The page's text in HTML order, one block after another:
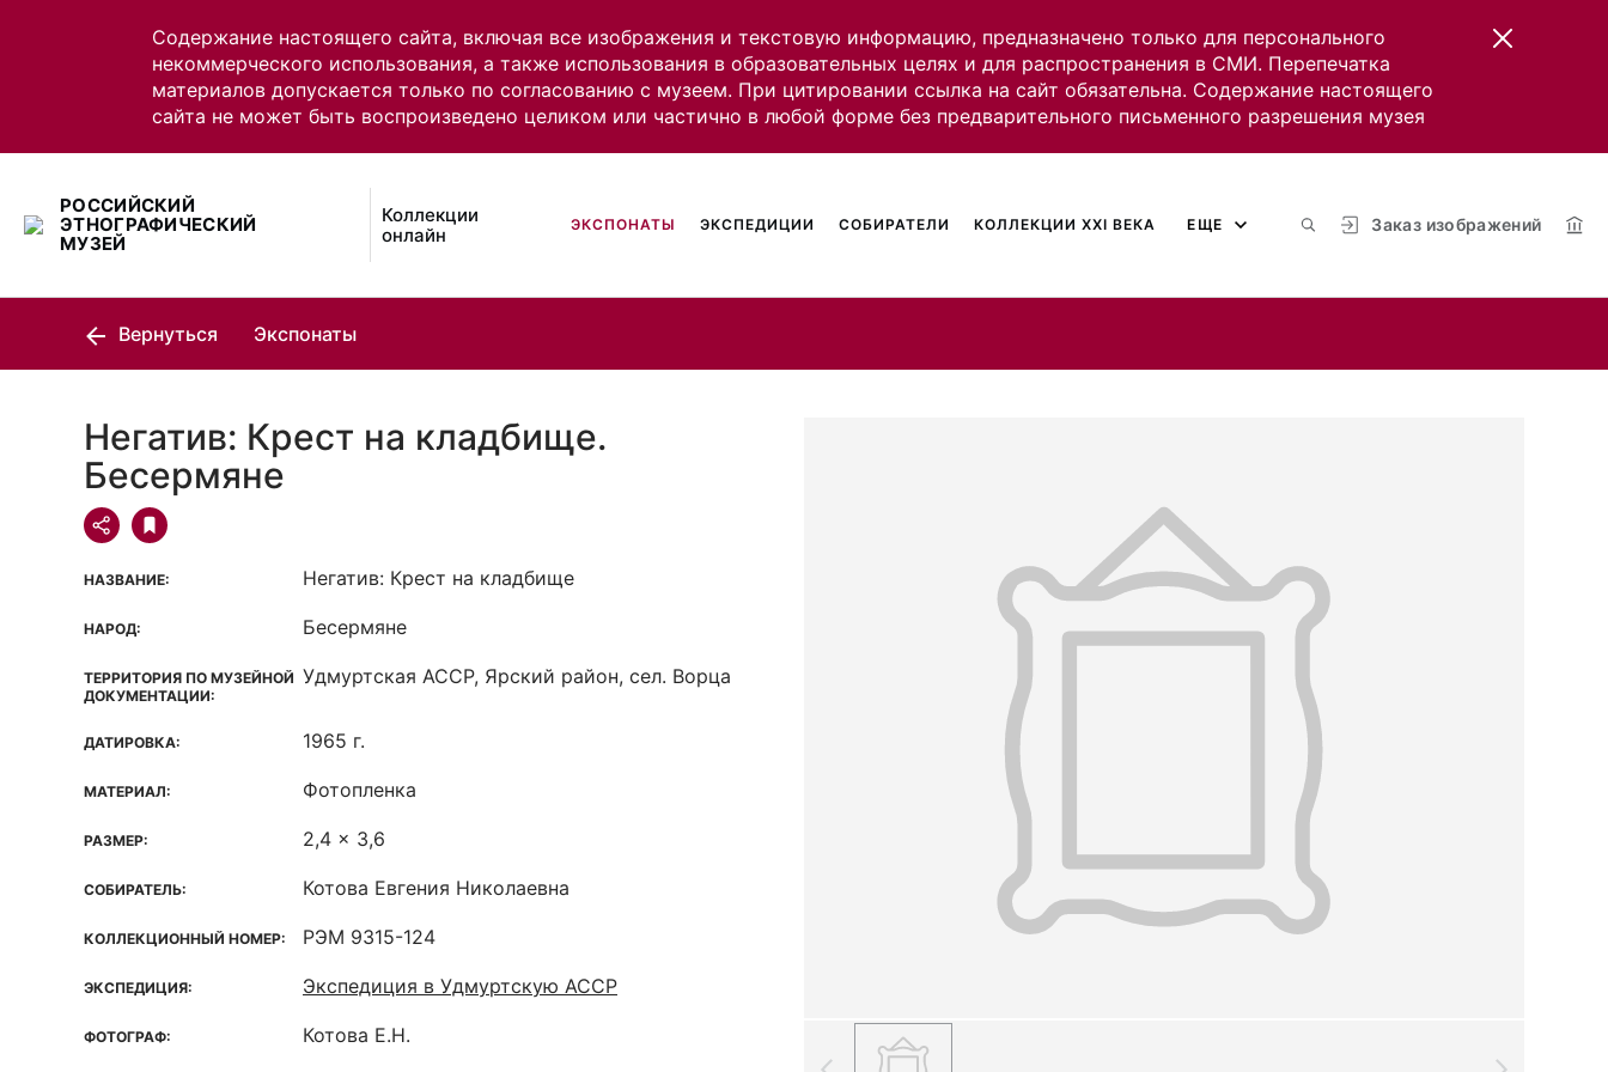
Содержание настоящего сайта, включая все изображения и текстовую информацию, предназначено только для персонального
некоммерческого использования, а также использования в образовательных целях и для распространения в СМИ. Перепечатка
материалов допускается только по согласованию с музеем. При цитировании ссылка на сайт обязательна. Содержание настоящего
сайта не может быть воспроизведено целиком или частично в любой форме без предварительного письменного разрешения музея
РОССИЙСКИЙ
ЭТНОГРАФИЧЕСКИЙ
МУЗЕЙ
Коллекции
онлайн
Заказ изображений
ЭКСПОНАТЫ ЭКСПЕДИЦИИ СОБИРАТЕЛИ КОЛЛЕКЦИИ XXI ВЕКА ЕЩЕ
Вернуться Экспонаты
Негатив: Крест на кладбище.
Бесермяне
НАЗВАНИЕ: Негатив: Крест на кладбище
НАРОД: Бесермяне
ТЕРРИТОРИЯ ПО МУЗЕЙНОЙ
ДОКУМЕНТАЦИИ:
Удмуртская ACCP, Ярский район, сел. Ворца
ДАТИРОВКА: 1965 г.
МАТЕРИАЛ: Фотопленка
РАЗМЕР: 2,4 x 3,6
СОБИРАТЕЛЬ: Котова Евгения Николаевна
КОЛЛЕКЦИОННЫЙ НОМЕР: РЭМ 9315-124
ЭКСПЕДИЦИЯ: Экспедиция в Удмуртскую АССР
ФОТОГРАФ: Котова Е.Н.